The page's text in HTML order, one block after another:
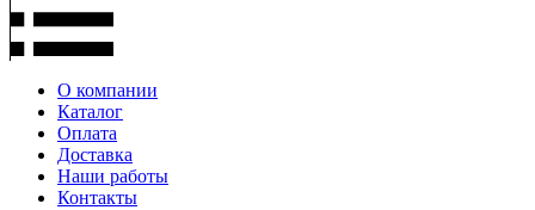
О компании
Каталог
Оплата
Доставка
Наши работы
Контакты